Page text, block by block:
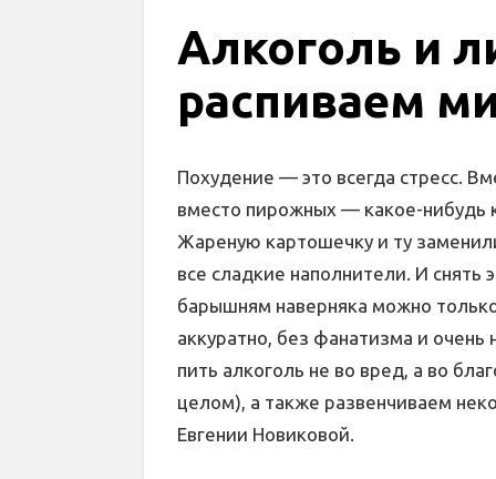
Алкоголь и
распиваем
Похудение — это всегда стресс.
вместо пирожных — какое-нибудь
Жареную картошечку и ту
все сладкие наполнители. И
барышням наверняка можно
аккуратно, без фанатизма и
пить алкоголь не во вред, а во
целом), а также развенчиваем
Евгении Новиковой.